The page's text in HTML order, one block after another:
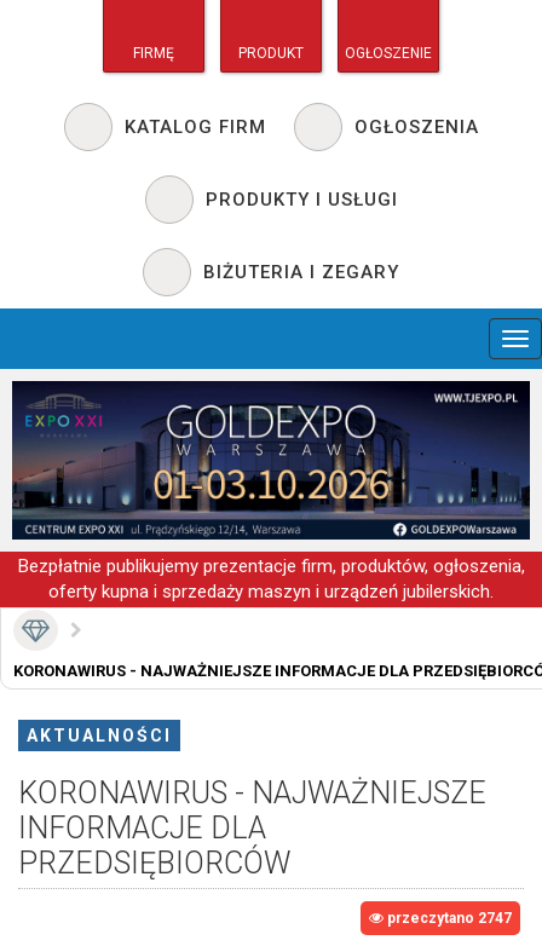
FIRMĘ PRODUKT OGŁOSZENIE
KATALOG FIRM OGŁOSZENIA
PRODUKTY I USŁUGI
BIŻUTERIA I ZEGARY
Bezpłatnie publikujemy prezentacje firm, produktów, ogłoszenia,
oferty kupna i sprzedaży maszyn i urządzeń jubilerskich.
KORONAWIRUS - NAJWAŻNIEJSZE INFORMACJE DLA
AKTUALNOŚCI
KORONAWIRUS - NAJWAŻNIEJSZE
INFORMACJE DLA
PRZEDSIĘBIORCÓW
przeczytano 2747